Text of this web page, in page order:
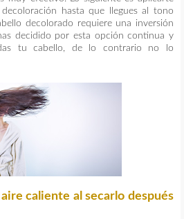
hasta que llegues al tono
decolorado requiere una inversión
decidido por esta opción continua y
tu cabello, de lo contrario no lo
caliente al secarlo después